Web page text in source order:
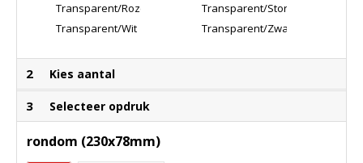
Transparent/Roze
Transparent/Stormgrijs
Transparent/Wit
Transparent/Zwart
2 Kies aantal
3 Selecteer opdruk
rondom (230x78mm)